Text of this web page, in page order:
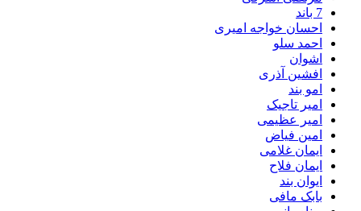
7 باند
احسان خواجه امیری
احمد سلو
اشوان
افشین آذری
امو بند
امیر تاجیک
امیر عظیمی
امین فیاض
ایمان غلامی
ایمان فلاح
ایوان بند
بابک مافی